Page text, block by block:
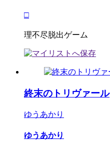
□
理不尽脱出ゲーム
終末のトリヴァール
ゆうあかり
ゆうあかり